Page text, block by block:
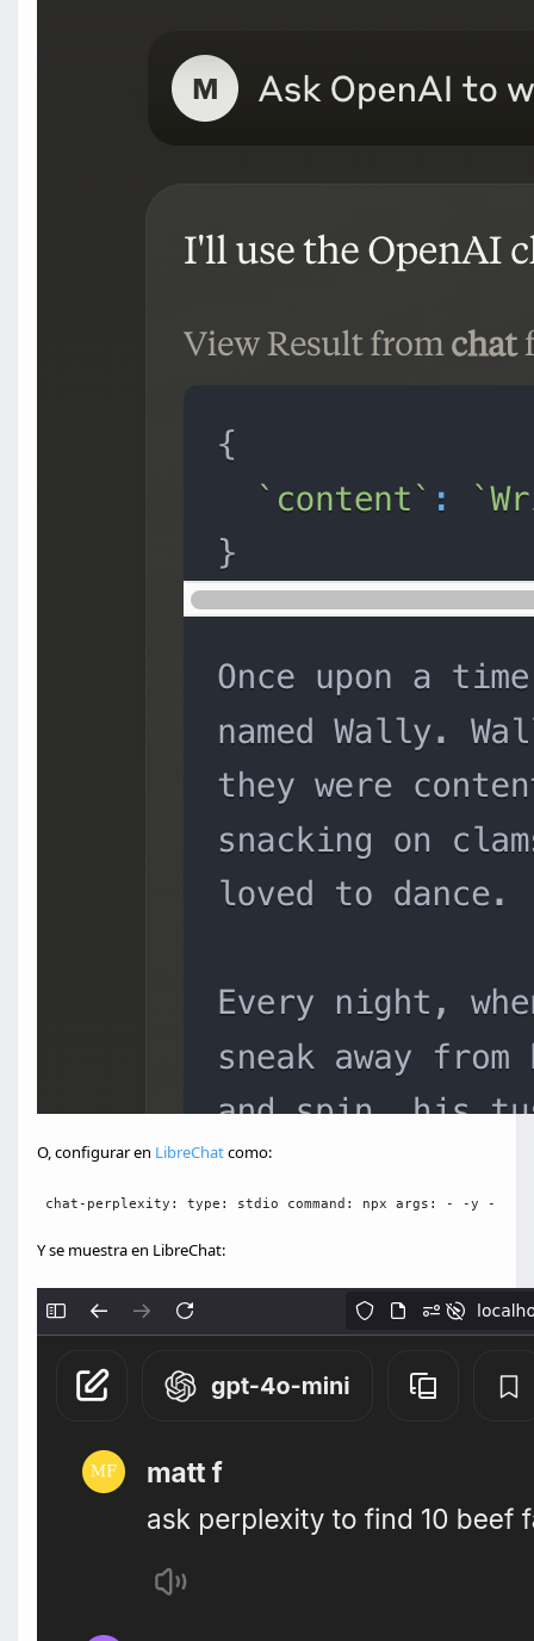
O, configurar en LibreChatcomo:
chat-perplexity: type: stdio command: npx args: - -y -
Y se muestra en LibreChat: